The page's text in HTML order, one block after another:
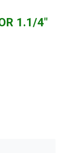
1.1/4"